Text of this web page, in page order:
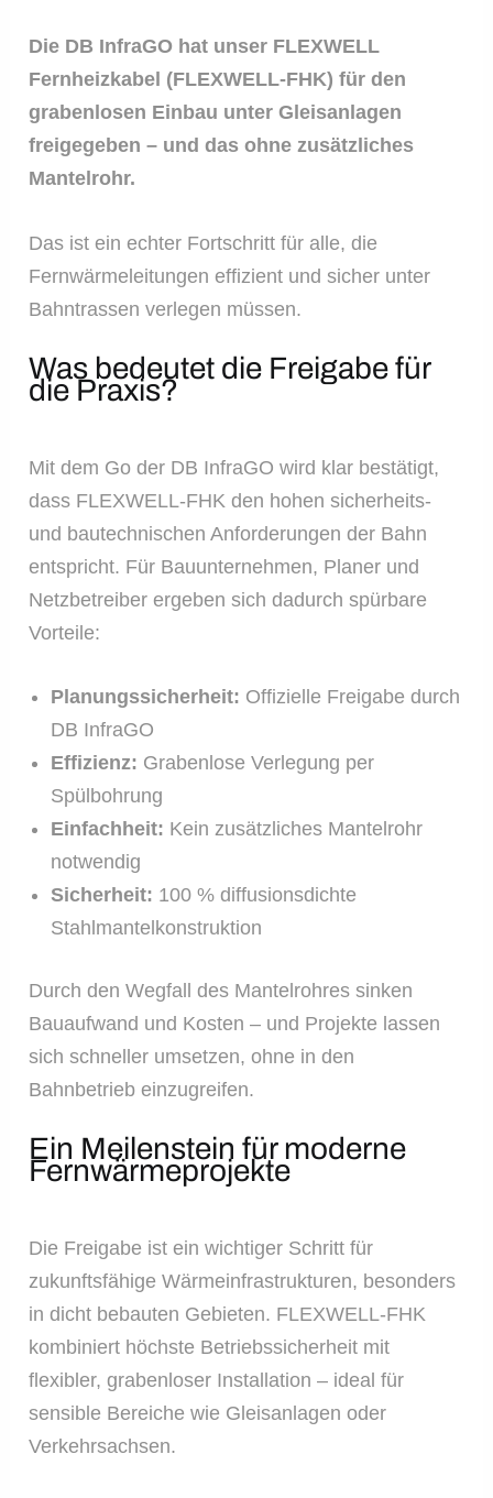
Die DB InfraGO hat unser FLEXWELL
Fernheizkabel (FLEXWELL-FHK) für den
grabenlosen Einbau unter Gleisanlagen
freigegeben – und das ohne zusätzliches
Mantelrohr.
Das ist ein echter Fortschritt für alle, die
Fernwärmeleitungen effizient und sicher unter
Bahntrassen verlegen müssen.
Was bedeutet die Freigabe für
die Praxis?
Mit dem Go der DB InfraGO wird klar bestätigt,
dass FLEXWELL-FHK den hohen sicherheits-
und bautechnischen Anforderungen der Bahn
entspricht. Für Bauunternehmen, Planer und
Netzbetreiber ergeben sich dadurch spürbare
Vorteile:
Planungssicherheit: Offizielle Freigabe durch
DB InfraGO
Effizienz: Grabenlose Verlegung per
Spülbohrung
Einfachheit: Kein zusätzliches Mantelrohr
notwendig
Sicherheit: 100 % diffusionsdichte
Stahlmantelkonstruktion
Durch den Wegfall des Mantelrohres sinken
Bauaufwand und Kosten – und Projekte lassen
sich schneller umsetzen, ohne in den
Bahnbetrieb einzugreifen.
Ein Meilenstein für moderne
Fernwärmeprojekte
Die Freigabe ist ein wichtiger Schritt für
zukunftsfähige Wärmeinfrastrukturen, besonders
in dicht bebauten Gebieten. FLEXWELL-FHK
kombiniert höchste Betriebssicherheit mit
flexibler, grabenloser Installation – ideal für
sensible Bereiche wie Gleisanlagen oder
Verkehrsachsen.